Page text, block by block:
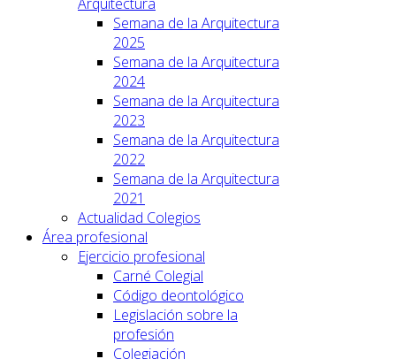
Semana de la Arquitectura
2025
Semana de la Arquitectura
2024
Semana de la Arquitectura
2023
Semana de la Arquitectura
2022
Semana de la Arquitectura
2021
Actualidad Colegios
Área profesional
Ejercicio profesional
Carné Colegial
Código deontológico
Legislación sobre la
profesión
Colegiación